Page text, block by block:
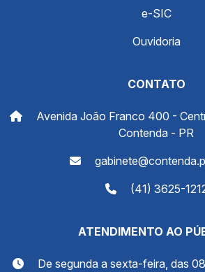
e-SIC
Ouvidoria
CONTATO
Avenida João Franco 400 -
Contenda - PR
(41) 3625-
ATENDIMENTO AO
De segunda a sexta-feira, das